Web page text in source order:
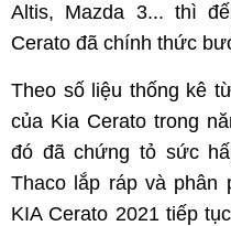
Altis, Mazda 3... thì
Cerato đã chính thức
Theo số liệu thống kê
của Kia Cerato trong
đó đã chứng tỏ sức
Thaco lắp ráp và phân
KIA Cerato 2021 tiếp